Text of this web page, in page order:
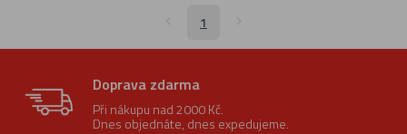
1
Doprava zdarma
Při nákupu nad 2000 Kč.
Dnes objednáte, dnes expedujeme.